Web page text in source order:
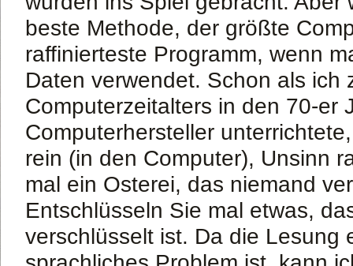
beste Methode, der größte
raffinierteste Programm, wenn
Daten verwendet. Schon als ich
Computerzeitalters in den 70-er
Computerhersteller
rein (in den Computer), Unsinn
mal ein Osterei, das niemand
Entschlüsseln Sie mal etwas,
verschlüsselt ist. Da die Lesung